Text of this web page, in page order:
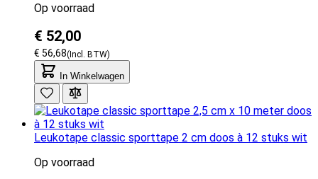
Op voorraad
€ 56,68
€ 52,00
In Winkelwagen
Leukotape classic sporttape 2 cm doos à 12 stuks wit
Op voorraad